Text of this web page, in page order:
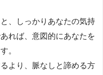
、しっかりあなたの気持
れば、意図的にあなたを
。
より、脈なしと諦める方